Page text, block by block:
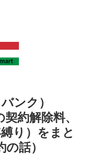
バンク）
約解除料、
り）をまと
話）